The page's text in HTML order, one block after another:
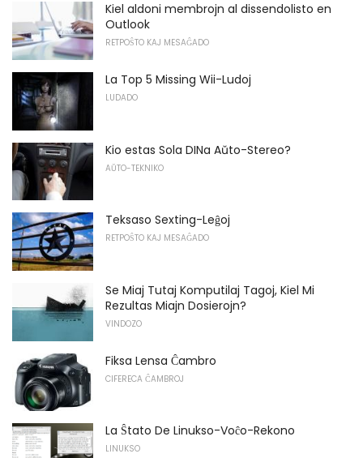
Kiel aldoni membrojn al dissendolisto en
Outlook
RETPOŜTO KAJ MESAĜADO
La Top 5 Missing Wii-Ludoj
LUDADO
Kio estas Sola DINa Aŭto-Stereo?
AŬTO-TEKNIKO
Teksaso Sexting-Leĝoj
RETPOŜTO KAJ MESAĜADO
Se Miaj Tutaj Komputilaj Tagoj, Kiel Mi
Rezultas Miajn Dosierojn?
VINDOZO
Fiksa Lensa Ĉambro
CIFERECA ĈAMBROJ
La Ŝtato De Linukso-Voĉo-Rekono
LINUKSO